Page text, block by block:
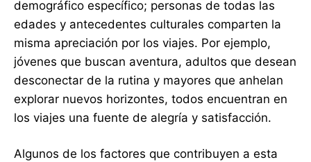
demográfico específico; personas de todas las
edades y antecedentes culturales comparten la
misma apreciación por los viajes. Por ejemplo,
jóvenes que buscan aventura, adultos que desean
desconectar de la rutina y mayores que anhelan
explorar nuevos horizontes, todos encuentran en
los viajes una fuente de alegría y satisfacción.
Algunos de los factores que contribuyen a esta